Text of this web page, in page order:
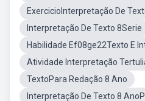
ExercicioInterpretação De
Interpretação De Texto 8Serie
Habilidade Ef08ge22Texto E
Atividade Interpretação
TextoPara Redação 8 Ano
Interpretação De Texto 8